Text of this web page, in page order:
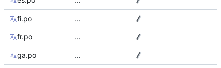
fi.po …
fr.po …
ga.po …